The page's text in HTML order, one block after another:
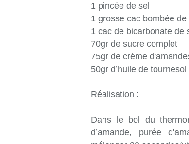
1 pincée de sel
1 grosse cac bombée
1 cac de bicarbonate de
70gr de sucre complet
75gr de crème
50gr d’huile de tournesol
Réalisation :
Dans le bol du
d’amande, purée